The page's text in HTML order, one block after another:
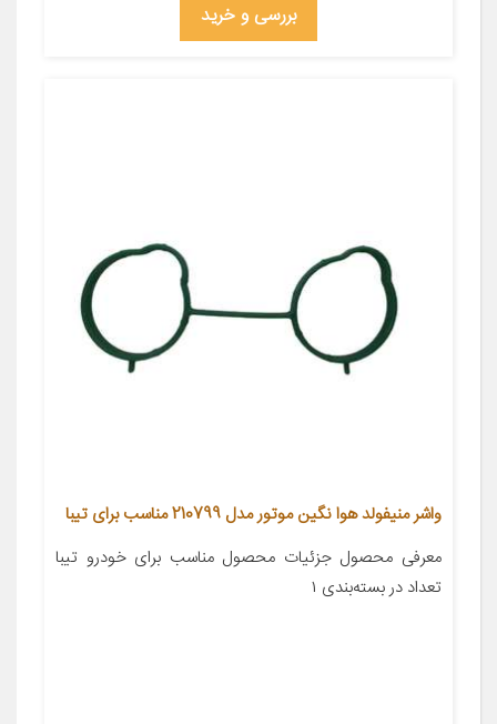
بررسی و خرید
واشر منیفولد هوا نگین موتور مدل 210799 مناسب برای تیبا
معرفی محصول جزئیات محصول مناسب برای خودرو تیبا
تعداد در بسته‌بندی ۱